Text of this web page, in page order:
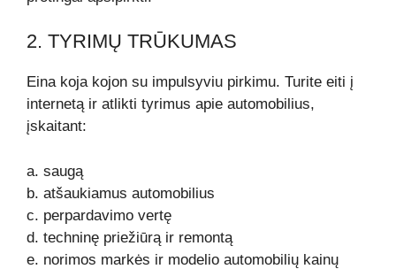
2. TYRIMŲ TRŪKUMAS
Eina koja kojon su impulsyviu pirkimu. Turite eiti į
internetą ir atlikti tyrimus apie automobilius,
įskaitant:
a. saugą
b. atšaukiamus automobilius
c. perpardavimo vertę
d. techninę priežiūrą ir remontą
e. norimos markės ir modelio automobilių kainų